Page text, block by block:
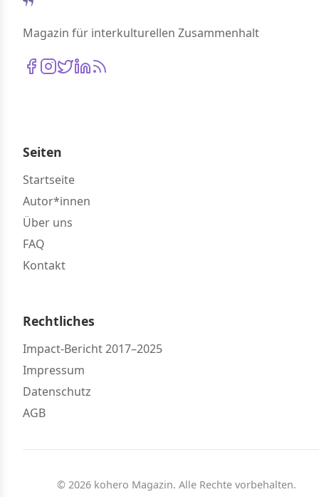
Magazin für interkulturellen Zusammenhalt
Seiten
Startseite
Autor*innen
Über uns
FAQ
Kontakt
Rechtliches
Impact-Bericht 2017–2025
Impressum
Datenschutz
AGB
© 2026 kohero Magazin. Alle Rechte vorbehalten.